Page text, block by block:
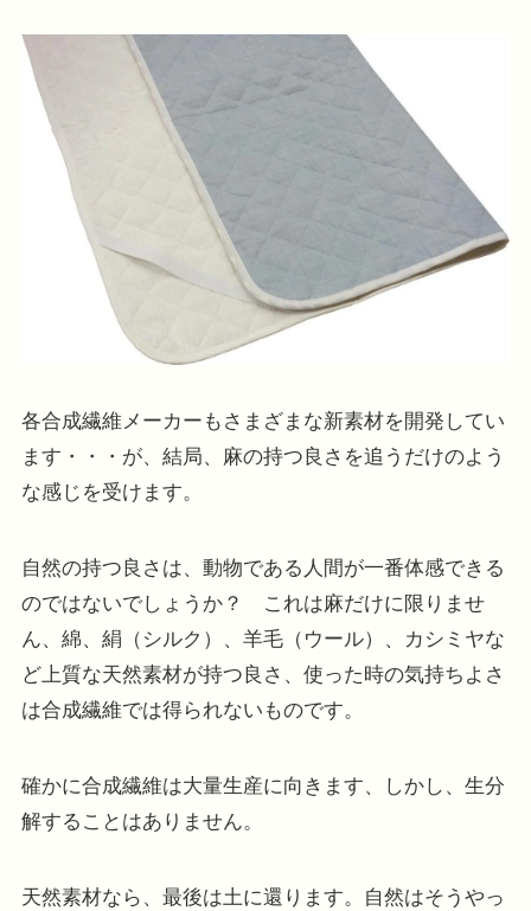
各合成繊維メーカーもさまざまな新素材を開発してい
ます・・・が、結局、麻の持つ良さを追うだけのよう
な感じを受けます。
自然の持つ良さは、動物である人間が一番体感できる
のではないでしょうか？ これは麻だけに限りませ
ん、綿、絹（シルク）、羊毛（ウール）、カシミヤな
ど上質な天然素材が持つ良さ、使った時の気持ちよさ
は合成繊維では得られないものです。
確かに合成繊維は大量生産に向きます、しかし、生分
解することはありません。
天然素材なら、最後は土に還ります。自然はそうやっ